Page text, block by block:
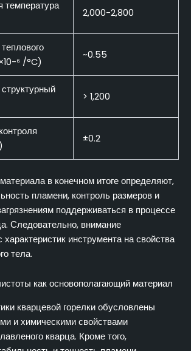
температура
2,000-2,800
⁶ /°C)
~0.55
> 1,200
±0.2
в конечном итоге определяют,
пламени, контроль размеров и
поддерживаться в процессе
Следовательно, внимание
инструмента на свойства
тела.
как основополагающий материал
кварцевой горелки обусловлены
и химическими свойствами
кварца. Кроме того,